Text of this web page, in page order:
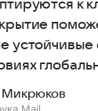
к
устойчивые
Микрюков